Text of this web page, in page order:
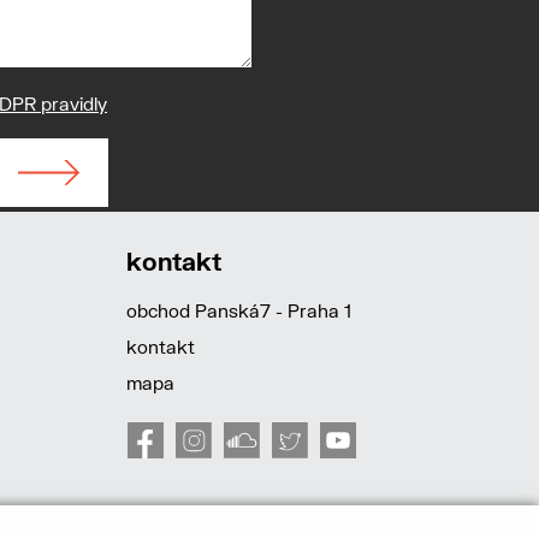
pravidly
kontakt
obchod Panská7 - Praha 1
kontakt
mapa